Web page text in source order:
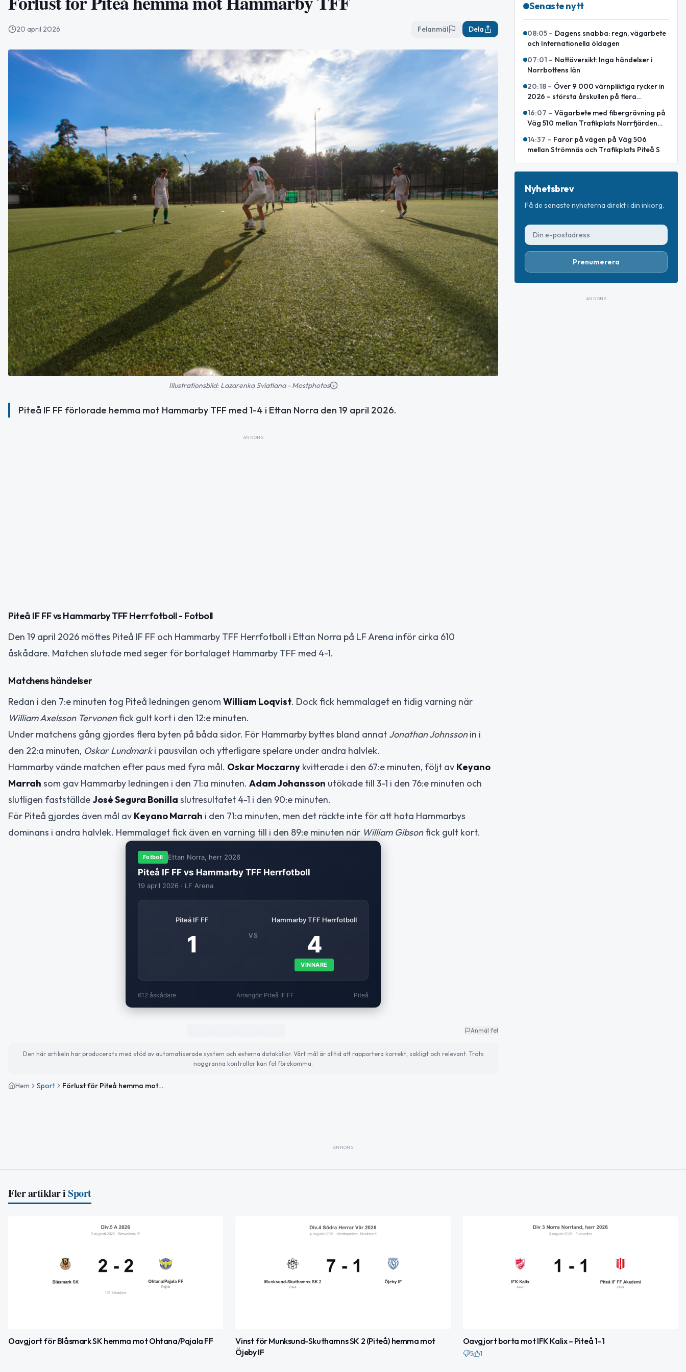
20 april 2026 Felanmäl Dela
Illustrationsbild: Lazarenka Sviatlana - Mostphotos
Piteå IF FF förlorade hemma mot Hammarby TFF med 1-4 i Ettan Norra den 19 april 2026.
ANNONS
Piteå IF FF vs Hammarby TFF Herrfotboll - Fotboll
Den 19 april 2026 möttes Piteå IF FF och Hammarby TFF Herrfotboll i Ettan Norra på LF Arena inför cirka 610
åskådare. Matchen slutade med seger för bortalaget Hammarby TFF med 4-1.
Matchens händelser
Redan i den 7:e minuten tog Piteå ledningen genom William Loqvist. Dock fick hemmalaget en tidig varning när
William Axelsson Tervonenfick gult kort i den 12:e minuten.
Under matchens gång gjordes flera byten på båda sidor. För Hammarby byttes bland annat Jonathan Johnssonin i
den 22:a minuten, Oskar Lundmarki pausvilan och ytterligare spelare under andra halvlek.
Hammarby vände matchen efter paus med fyra mål. Oskar Moczarny kvitterade i den 67:e minuten, följt av Keyano
Marrah som gav Hammarby ledningen i den 71:a minuten. Adam Johansson utökade till 3-1 i den 76:e minuten och
slutligen fastställdeJosé Segura Bonilla slutresultatet 4-1 i den 90:e minuten.
För Piteå gjordes även mål av Keyano Marrah i den 71:a minuten, men det räckte inte för att hota Hammarbys
dominans i andra halvlek. Hemmalaget fick även en varning till i den 89:e minuten när William Gibsonfick gult kort.
Fotboll Ettan Norra, herr 2026
Piteå IF FF vs Hammarby TFF Herrfotboll
19 april 2026 · LF Arena
Piteå IF FF
1 VS
Hammarby TFF Herrfotboll
4
VINNARE
612 åskådare Arrangör: Piteå IF FF Piteå
Anmäl fel
Den här artikeln har producerats med stöd av automatiserade system och externa datakällor. Vårt mål är alltid att rapportera korrekt, sakligt och relevant. Trots
noggranna kontroller kan fel förekomma.
Hem Sport Förlust för Piteå hemma mot Hammarby TFF
Senaste nytt
08:05 – Dagens snabba: regn, vägarbete
och Internationella öldagen
07:01 – Nattöversikt: Inga händelser i
Norrbottens län
20:18 – Över 9 000 värnpliktiga rycker in
2026 – största årskullen på flera
16:07 – Vägarbete med fibergrävning på
Väg 510 mellan Trafikplats Norrfjärden
14:37 – Faror på vägen på Väg 506
mellan Strömnäs och Trafikplats Piteå S
Nyhetsbrev
Få de senaste nyheterna direkt i din inkorg.
Prenumerera
ANNONS
ANNONS
Fler artiklar iSport
Oavgjort för Blåsmark SK hemma mot Ohtana/Pajala FF
Vinst för Munksund-Skuthamns SK 2 (Piteå) hemma mot
Öjeby IF
Oavgjort borta mot IFK Kalix – Piteå 1–1
5 1